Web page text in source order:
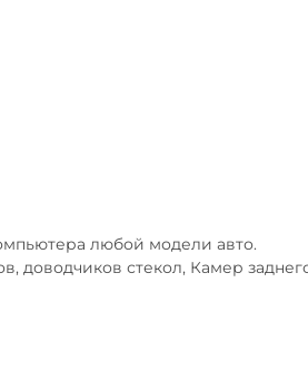
любой модели авто.
доводчиков стекол, Камер